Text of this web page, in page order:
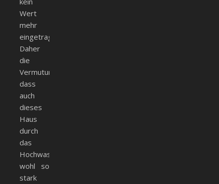
Wert
mehr
eingetragen.
Daher
die
Vermutung,
dass
auch
dieses
Haus
durch
das
Hochwasser
wohl so
stark